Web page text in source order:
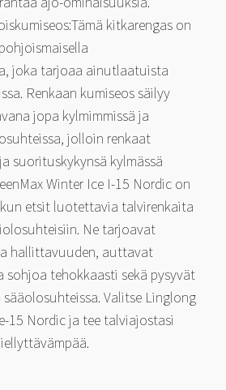
kitkarengas on
joka tarjoaa ainutlaatuista
Renkaan kumiseos säilyy
jopa kylmimmissä ja
jolloin renkaat
suorituskykynsä kylmässä
Winter Ice I-15 Nordic on
etsit luotettavia talvirenkaita
Ne tarjoavat
hallittavuuden, auttavat
sohjoa tehokkaasti sekä pysyvät
Valitse Linglong
15 Nordic ja tee talviajostasi